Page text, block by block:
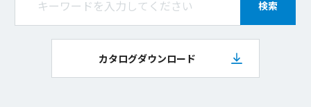
検索
カタログダウンロード